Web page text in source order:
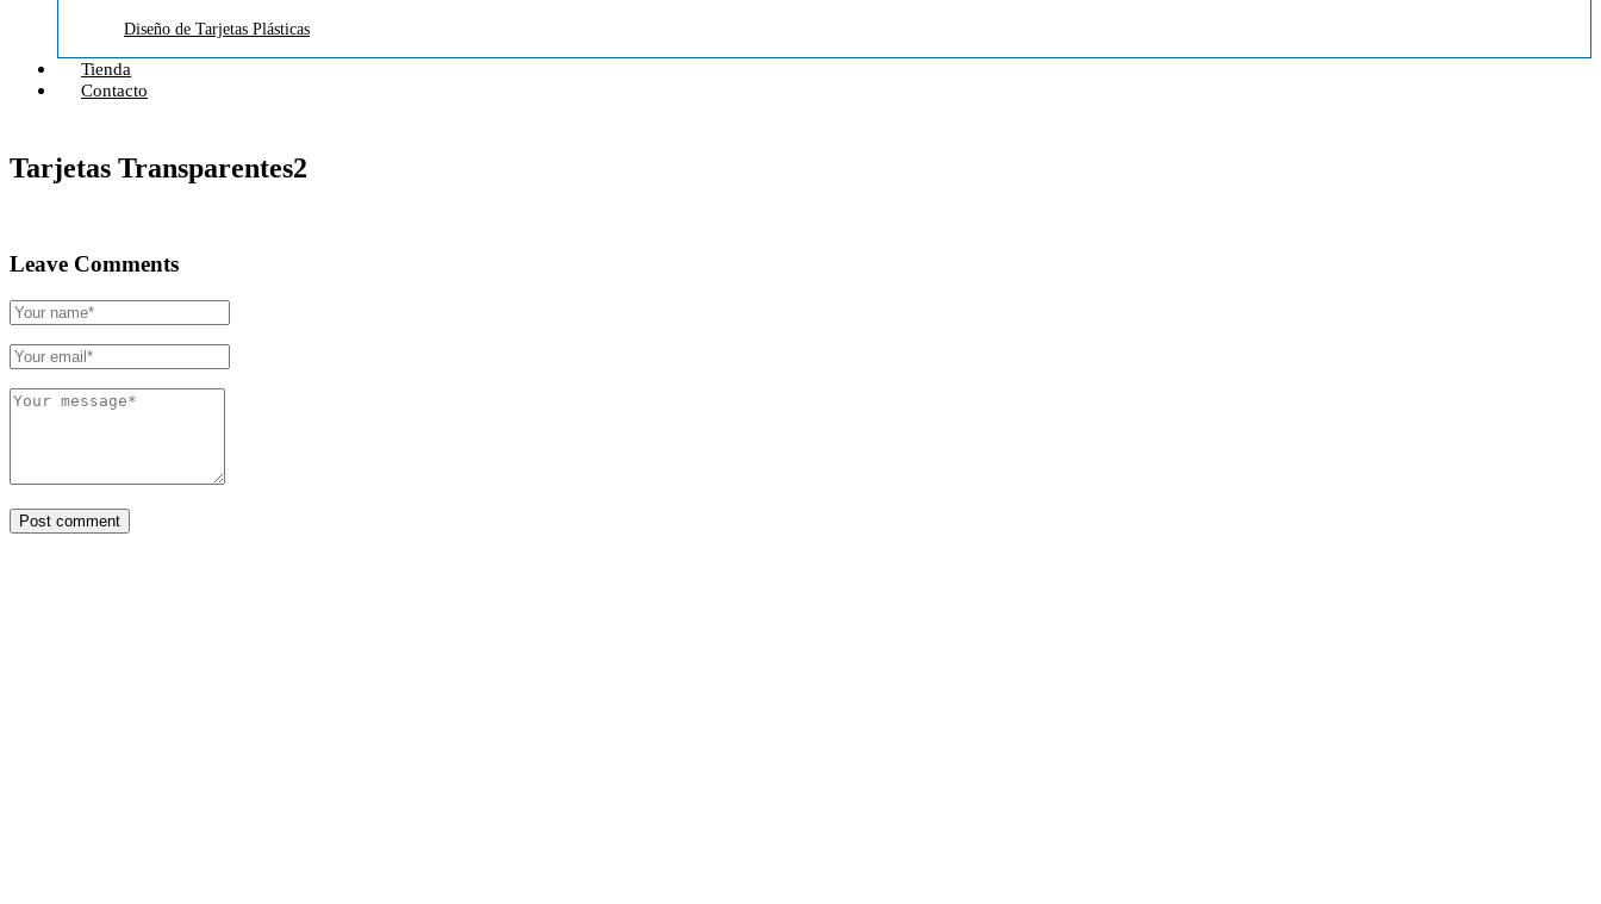
Diseño de Tarjetas Plásticas
Tienda
Contacto
Tarjetas Transparentes2
Leave Comments